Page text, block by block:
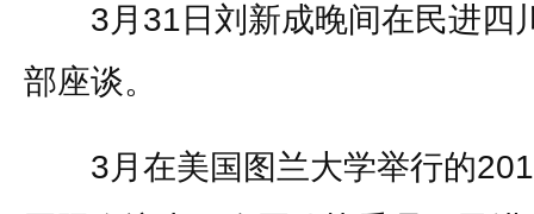
3月31日刘新成晚间在民进四
部座谈。
3月在美国图兰大学举行的